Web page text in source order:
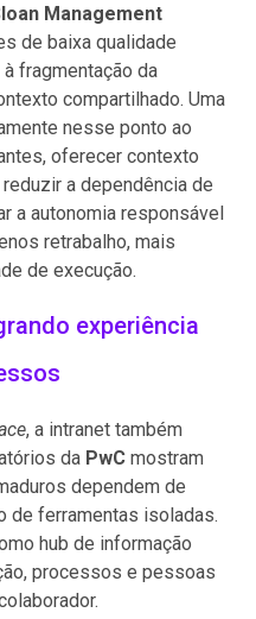
Management
de baixa qualidade
fragmentação da
compartilhado. Uma
nesse ponto ao
oferecer contexto
a dependência de
a autonomia responsável
retrabalho, mais
de execução.
experiência
, a intranet também
da PwC mostram
dependem de
de ferramentas isoladas.
hub de informação
processos e pessoas